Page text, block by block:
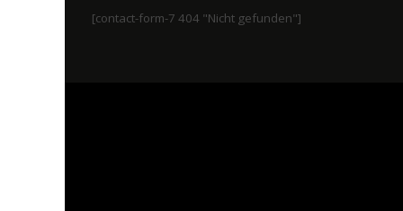
[contact-form-7 404 "Nicht gefunden"]